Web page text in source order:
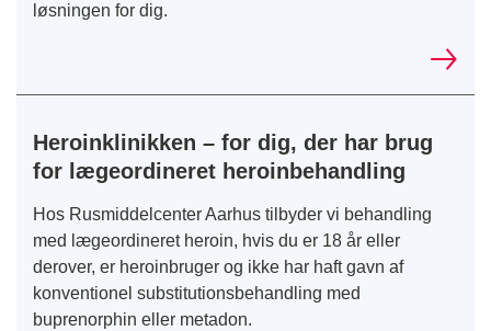
løsningen for dig.
Heroinklinikken – for dig, der har brug
for lægeordineret heroinbehandling
Hos Rusmiddelcenter Aarhus tilbyder vi behandling
med lægeordineret heroin, hvis du er 18 år eller
derover, er heroinbruger og ikke har haft gavn af
konventionel substitutionsbehandling med
buprenorphin eller metadon.